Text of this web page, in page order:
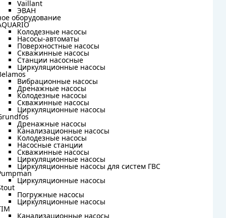
Vaillant
ЭВАН
оборудование
Колодезные насосы
Насосы-автоматы
Поверхностные насосы
Скважинные насосы
Станции насосные
Циркуляционные насосы
Вибрационные насосы
Дренажные насосы
Колодезные насосы
Скважинные насосы
Циркуляционные насосы
Дренажные насосы
Канализационные насосы
Колодезные насосы
Насосные станции
Скважинные насосы
Циркуляционные насосы
Циркуляционные насосы для систем ГВС
Циркуляционные насосы
Погружные насосы
Циркуляционные насосы
Канализационные насосы
Vaillant
ЭВАН
оборудование
Колодезные насосы
Насосы-автоматы
Поверхностные насосы
Скважинные насосы
Станции насосные
Циркуляционные насосы
Вибрационные насосы
Дренажные насосы
Колодезные насосы
Скважинные насосы
Циркуляционные насосы
Дренажные насосы
Канализационные насосы
Колодезные насосы
Насосные станции
Скважинные насосы
Циркуляционные насосы
Циркуляционные насосы для систем ГВС
Циркуляционные насосы
Погружные насосы
Циркуляционные насосы